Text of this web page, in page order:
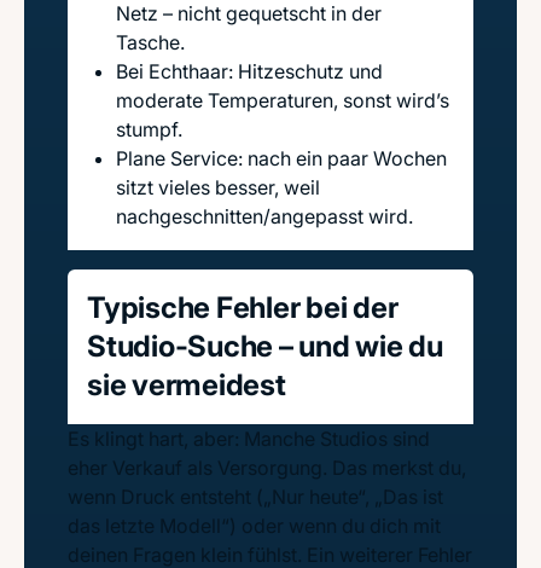
Netz – nicht gequetscht in der
Tasche.
Bei Echthaar: Hitzeschutz und
moderate Temperaturen, sonst wird’s
stumpf.
Plane Service: nach ein paar Wochen
sitzt vieles besser, weil
nachgeschnitten/angepasst wird.
Typische Fehler bei der
Studio-Suche – und wie du
sie vermeidest
Es klingt hart, aber: Manche Studios sind
eher Verkauf als Versorgung. Das merkst du,
wenn Druck entsteht („Nur heute“, „Das ist
das letzte Modell“) oder wenn du dich mit
deinen Fragen klein fühlst. Ein weiterer Fehler